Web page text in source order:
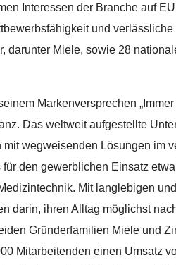
Interessen der Branche auf
und
darunter Miele, sowie 28
Markenversprechen
Das weltweit aufgestellte
wegweisenden Lösungen im
den gewerblichen Einsatz
Mit langlebigen
darin, ihren Alltag möglichst
Gründerfamilien Miele und
Mitarbeitenden einen Umsatz